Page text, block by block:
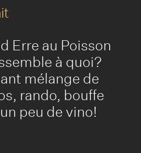
Erre au Poisson
à quoi?
mélange de
rando, bouffe
peu de vino!